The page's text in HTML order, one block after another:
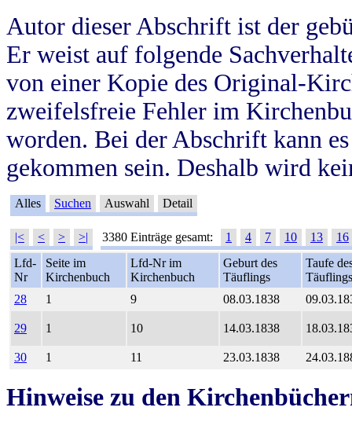
Autor dieser Abschrift ist der
Er weist auf folgende
von einer Kopie des Original-
zweifelsfreie Fehler im
worden. Bei der Abschrift kann
gekommen sein. Deshalb wird
Alles Suchen Auswahl Detail
|< < > >| 3380 Einträge gesamt: 1 4 7 10 13
16
Lfd-
Nr
Seite im
Kirchenbuch
Lfd-Nr im
Kirchenbuch
Geburt des
Täuflings
Taufe
Täuflings
28
1 9 08.03.1838
29 1 10 14.03.1838
30 1 11 23.03.1838
Hinweise zu den